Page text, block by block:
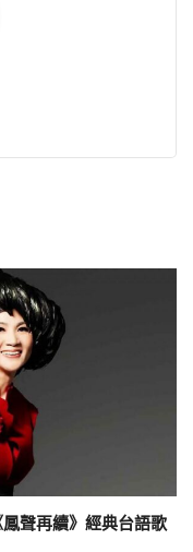
聲再續》經典台語歌